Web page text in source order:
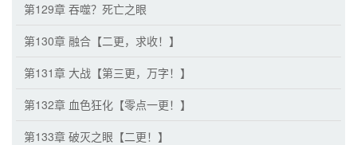
第129章 吞噬？死亡之眼
第130章 融合【二更，求收！】
第131章 大战【第三更，万字！】
第132章 血色狂化【零点一更！】
第133章 破灭之眼【二更！】